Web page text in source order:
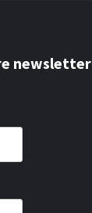
newsletter